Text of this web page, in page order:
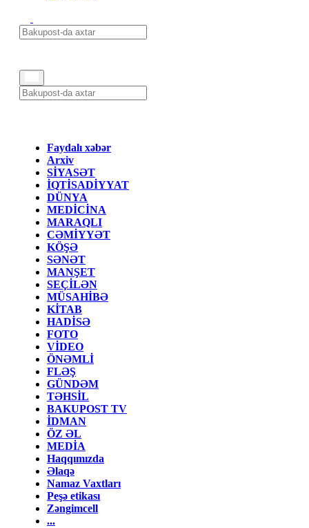
Faydalı xəbər
Arxiv
SİYASƏT
İQTİSADİYYAT
DÜNYA
MEDİCİNA
MARAQLI
CƏMİYYƏT
KÖŞƏ
SƏNƏT
MANŞET
SEÇİLƏN
MÜSAHİBƏ
KİTAB
HADİSƏ
FOTO
VİDEO
ÖNƏMLİ
FLƏŞ
GÜNDƏM
TƏHSİL
BAKUPOST TV
İDMAN
ÖZ ƏL
MEDİA
Haqqımızda
Əlaqə
Namaz Vaxtları
Peşə etikası
Zəngimcell
...